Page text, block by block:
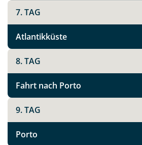
7. TAG
Atlantikküste
8. TAG
Fahrt nach Porto
9. TAG
Porto